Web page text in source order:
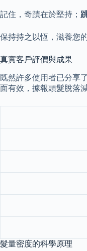
記住，奇蹟在於堅持；
保持持之以恆，滋養您
真實客戶評價與成果
既然許多使用者已分享
面有效，據報頭髮脫落
髮量密度的科學原理